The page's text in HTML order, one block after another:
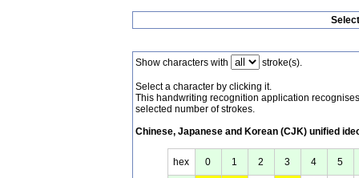
Show characters with stroke(s).
Select a character by clicking it.
This handwriting recognition application
selected number of strokes.
Chinese, Japanese and Korean (CJK) unified
hex 0 1 2 3 4 5